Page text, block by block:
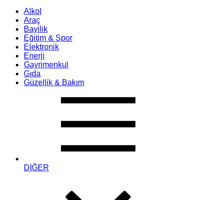
Alkol
Araç
Bayilik
Eğitim & Spor
Elektronik
Enerji
Gayrimenkul
Gıda
Güzellik & Bakım
DİĞER